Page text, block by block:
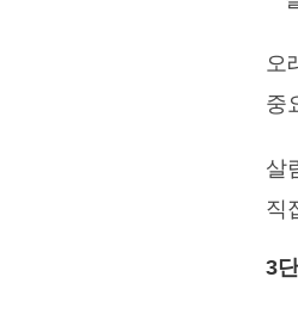
오
중
살
직
3